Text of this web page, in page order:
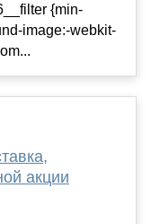
{min-
image:-webkit-
акции